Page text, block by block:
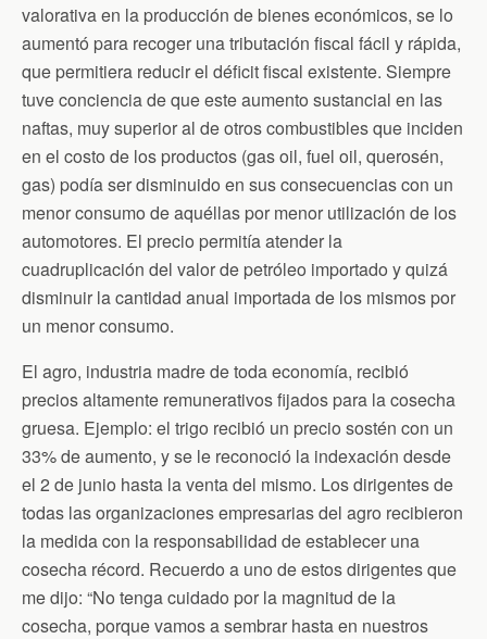
valorativa en la producción de bienes económicos, se lo
aumentó para recoger una tributación fiscal fácil y rápida,
que permitiera reducir el déficit fiscal existente. Siempre
tuve conciencia de que este aumento sustancial en las
naftas, muy superior al de otros combustibles que inciden
en el costo de los productos (gas oil, fuel oil, querosén,
gas) podía ser disminuido en sus consecuencias con un
menor consumo de aquéllas por menor utilización de los
automotores. El precio permitía atender la
cuadruplicación del valor de petróleo importado y quizá
disminuir la cantidad anual importada de los mismos por
un menor consumo.
El agro, industria madre de toda economía, recibió
precios altamente remunerativos fijados para la cosecha
gruesa. Ejemplo: el trigo recibió un precio sostén con un
33% de aumento, y se le reconoció la indexación desde
el 2 de junio hasta la venta del mismo. Los dirigentes de
todas las organizaciones empresarias del agro recibieron
la medida con la responsabilidad de establecer una
cosecha récord. Recuerdo a uno de estos dirigentes que
me dijo: “No tenga cuidado por la magnitud de la
cosecha, porque vamos a sembrar hasta en nuestros